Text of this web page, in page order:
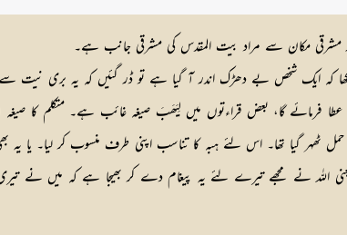
مشرقی مکان سے مراد بیت المقدس کی مشرقی جانب ہے۔
کہ ایک شخص بے دھڑک اندر آ گیا ہے تو ڈر گئیں کہ یہ بری نیت سے
عطا فرمائے گا، بعض قراءتوں میں لِیَھَبَ صیغہ غائب ہے۔ متکلم کا
گیا تھا۔ اس لئے ہبہ کا تناسب اپنی طرف منسوب کر لیا۔ یا یہ بھی
”یعنی اللہ نے مجھے تیرے لئے یہ پیغام دے کر بھیجا ہے کہ میں نے